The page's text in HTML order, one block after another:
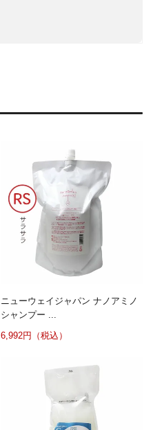
ニューウェイジャパン ナノアミノ
シャンプー ...
6,992円（税込）